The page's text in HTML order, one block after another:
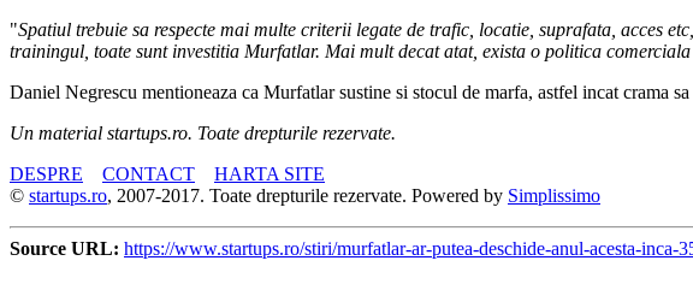
"Spatiul trebuie sa respecte mai multe criterii legate de trafic, locatie, suprafata, acces
trainingul, toate sunt investitia Murfatlar. Mai mult decat atat, exista o politica
Daniel Negrescu mentioneaza ca Murfatlar sustine si stocul de marfa, astfel incat crama
Un material startups.ro. Toate drepturile rezervate.
DESPRE
CONTACT
HARTA SITE
© startups.ro, 2007-2017. Toate drepturile rezervate. Powered by Simplissimo
Source URL: https://www.startups.ro/stiri/murfatlar-ar-putea-deschide-anul-acesta-inca-